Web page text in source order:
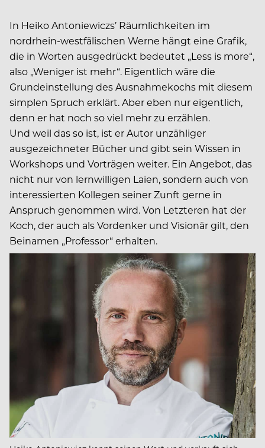
In Heiko Antoniewiczs’ Räumlichkeiten im
nordrhein-westfälischen Werne hängt eine Grafik,
die in Worten ausgedrückt bedeutet „Less is more“,
also „Weniger ist mehr“. Eigentlich wäre die
Grundeinstellung des Ausnahmekochs mit diesem
simplen Spruch erklärt. Aber eben nur eigentlich,
denn er hat noch so viel mehr zu erzählen.
Und weil das so ist, ist er Autor unzähliger
ausgezeichneter Bücher und gibt sein Wissen in
Workshops und Vorträgen weiter. Ein Angebot, das
nicht nur von lernwilligen Laien, sondern auch von
interessierten Kollegen seiner Zunft gerne in
Anspruch genommen wird. Von Letzteren hat der
Koch, der auch als Vordenker und Visionär gilt, den
Beinamen „Professor“ erhalten.